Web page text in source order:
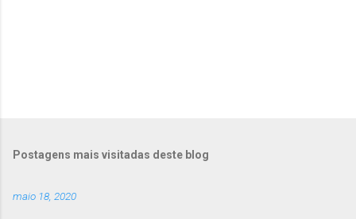
Postagens mais visitadas deste blog
maio 18, 2020